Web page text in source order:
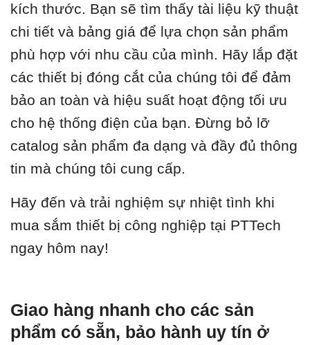
kích thước. Bạn sẽ tìm thấy tài liệu kỹ thuật
chi tiết và bảng giá để lựa chọn sản phẩm
phù hợp với nhu cầu của mình. Hãy lắp đặt
các thiết bị đóng cắt của chúng tôi để đảm
bảo an toàn và hiệu suất hoạt động tối ưu
cho hệ thống điện của bạn. Đừng bỏ lỡ
catalog sản phẩm đa dạng và đầy đủ thông
tin mà chúng tôi cung cấp.
Hãy đến và trải nghiệm sự nhiệt tình khi
mua sắm thiết bị công nghiệp tại PTTech
ngay hôm nay!
Giao hàng nhanh cho các sản
phẩm có sẵn, bảo hành uy tín ở